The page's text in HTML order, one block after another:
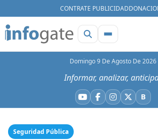
CONTRATE PUBLICIDAD
Domingo 9 De Agosto De 2026
Informar, analizar,
YouTube
Facebook
Instagram
X B
Seguridad Pública